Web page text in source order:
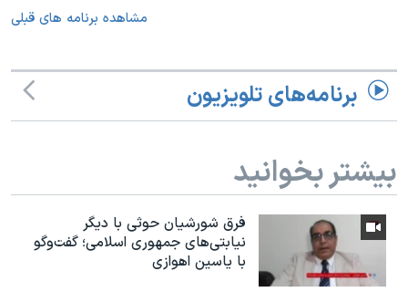
مشاهده برنامه های قبلی
برنامه‌های تلویزیون
بیشتر بخوانید
فرق شورشیان حوثی با دیگر
نیابتی‌های جمهوری اسلامی؛ گفت‌وگو
با یاسین اهوازی